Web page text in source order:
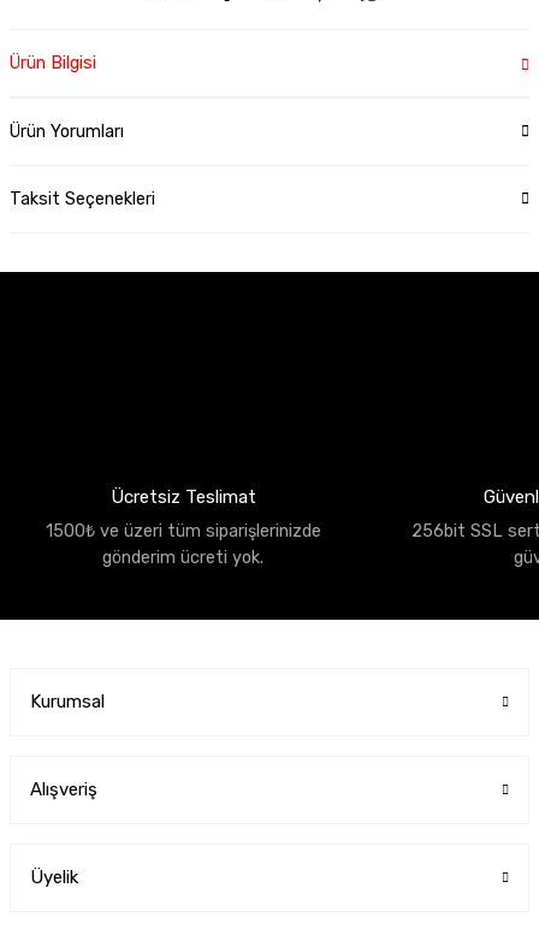
Ürün Bilgisi
Ürün Yorumları
Taksit Seçenekleri
Ücretsiz Teslimat
1500₺ ve üzeri tüm siparişlerinizde
gönderim ücreti yok.
256bit SSL
Kurumsal
Alışveriş
Üyelik